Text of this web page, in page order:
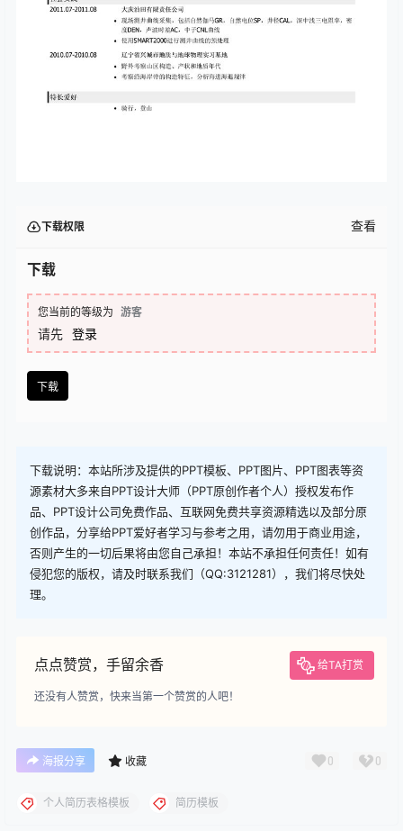
下载权限 查看
下载
您当前的等级为 游客
请先 登录
下载
下载说明：本站所涉及提供的PPT模板、PPT图片、PPT图表等资
源素材大多来自PPT设计大师（PPT原创作者个人）授权发布作
品、PPT设计公司免费作品、互联网免费共享资源精选以及部分原
创作品，分享给PPT爱好者学习与参考之用，请勿用于商业用途，
否则产生的一切后果将由您自己承担！本站不承担任何责任！如有
侵犯您的版权，请及时联系我们（QQ:3121281），我们将尽快处
理。
点点赞赏，手留余香 给TA打赏
还没有人赞赏，快来当第一个赞赏的人吧！
海报分享 收藏 0 0
个人简历表格模板 简历模板